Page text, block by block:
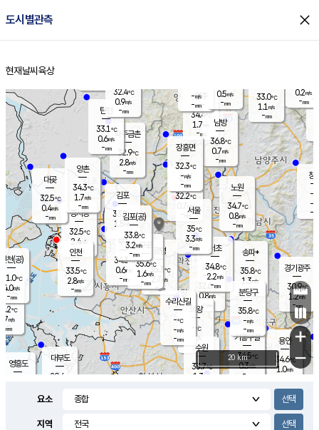
도시별관측 close
홈
현재날씨 육상
의도
℃
m/s
mm
영흥도
양주
34.4℃
1.7
-mm
과천
32.6℃
0.8m/s
- mm
용인
34.6℃
1.0m/s
경기광주
30.9℃
1.2m/s
-mm
대부도
29.6
경서동
32.5℃
2.4 m/s
-mm
파주금촌
32.9℃
2.8m/s
-mm
33.0℃
1.1 m/s
-mm
대곶
32.5℃
0.4m/s
-mm
창
-
-m/
-
탄현
33.1℃
0.6m/s
-mm
0.2m/s
-mm
의왕
- ℃
m/s
mm
김포
33.8℃
1.5 m/s
mm
광명
35.3 ℃
2.7 m/s
-mm
부천
34.3℃
0.6m/s
-mm
양촌
34.3℃
1.7m/s
-mm
구로
35.6℃
1.6m/s
-mm
은평
32.2℃
0.7 m/s
- mm
노원
34.7℃
0.8m/s
-mm
송파*
35.8℃
1.3m/s
-mm
서초
34.8℃
2.2m/s
-mm
남방
36.8℃
0.7m/s
-mm
기흥구갈
34.5℃
0.3m/s
-
수리산길
-℃
-m/s
-mm
분당구
35.8℃
-m/s
-mm
장흥면
32.3℃
-m/s
-mm
-m/s
-mm
인천(공)
31.0℃
4.0m/s
-mm
김포(공)
33.8℃
3.2m/s
-mm
수원
33.7℃
1.3 m/s
인천
33.5℃
2.8m/s
-mm
서울
35℃
3.3m/s
-mm
32.4℃
0.9m/s
-mm
0.5m/s
-mm
+
−
20 km
요소
지역